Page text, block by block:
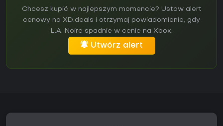
Chcesz kupić w najlepszym momencie? Ustaw alert
cenowy na XD.deals i otrzymaj powiadomienie, gdy
L.A. Noire spadnie w cenie na Xbox.
Utwórz alert